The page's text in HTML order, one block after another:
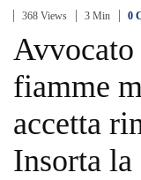
368 Views 3 Min 0
Avvocato
fiamme
accetta
Insorta la